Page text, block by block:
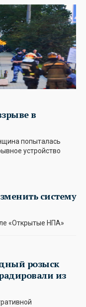
в
попыталась
устройство
систему
«Открытые НПА»
розыск
из